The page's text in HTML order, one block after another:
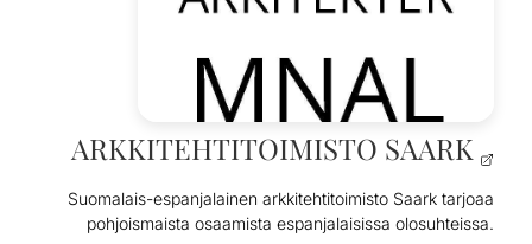
ARKKITEHTITOIMISTO SAARK
Suomalais-espanjalainen arkkitehtitoimisto Saark tarjoaa
pohjoismaista osaamista espanjalaisissa olosuhteissa.